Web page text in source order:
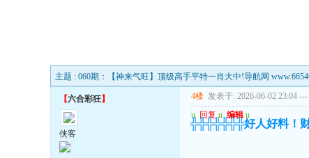
主题 : 060期：【神来气旺】顶级高手平特一肖大中!导航网
【六合彩狂】
侠客
4楼 发表于: 2026-06-02 23:04 ---
u 回复 u 编辑 u
╬╬╬╬╬╬╬好人好料！财